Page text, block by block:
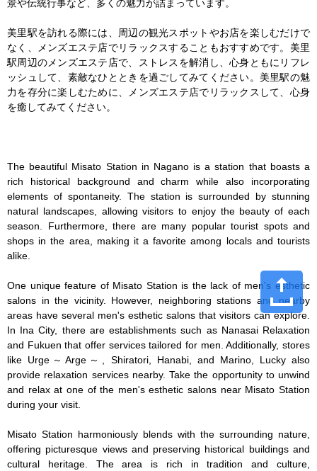
景や伝統行事など、多くの魅力が詰まっています。
美里駅を訪れる際には、周辺の観光スポットやお店を楽しむだけで
なく、メンズエステ店でリラックスすることもおすすめです。美里
駅周辺のメンズエステ店で、ストレスを解消し、心身ともにリフレ
ッシュして、素敵なひとときを過ごしてみてください。美里駅の魅
力を存分に楽しむために、メンズエステ店でリラックスして、心身
を癒してみてください。
The beautiful Misato Station in Nagano is a station that boasts a
rich historical background and charm while also incorporating
elements of spontaneity. The station is surrounded by stunning
natural landscapes, allowing visitors to enjoy the beauty of each
season. Furthermore, there are many popular tourist spots and
shops in the area, making it a favorite among locals and tourists
alike.
One unique feature of Misato Station is the lack of men's esthetic
salons in the vicinity. However, neighboring stations and nearby
areas have several men's esthetic salons that visitors can explore.
In Ina City, there are establishments such as Nanasai Relaxation
and Fukuen that offer services tailored for men. Additionally, stores
like Urge～Arge～, Shiratori, Hanabi, and Marino, Lucky also
provide relaxation services nearby. Take the opportunity to unwind
and relax at one of the men's esthetic salons near Misato Station
during your visit.
Misato Station harmoniously blends with the surrounding nature,
offering picturesque views and preserving historical buildings and
cultural heritage. The area is rich in tradition and culture,